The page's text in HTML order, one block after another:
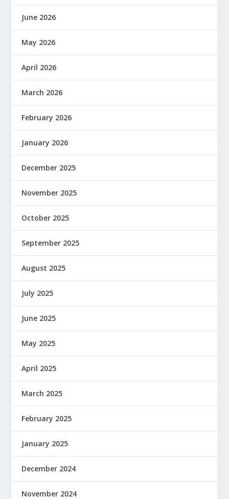
June 2026
May 2026
April 2026
March 2026
February 2026
January 2026
December 2025
November 2025
October 2025
September 2025
August 2025
July 2025
June 2025
May 2025
April 2025
March 2025
February 2025
January 2025
December 2024
November 2024